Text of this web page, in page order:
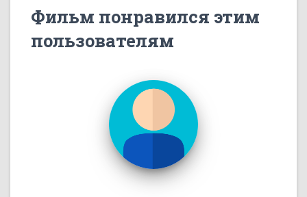
Фильм понравился этим
пользователям